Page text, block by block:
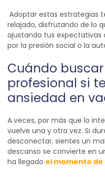
Adoptar estas estrategias
relajado, disfrutando de lo
ajustando tus expectativas
por la presión social o la
Cuándo
profesional si
ansiedad en
A veces, por más que lo
vuelve una y otra vez. Si
desconectar, sientes un
descanso se convierte en
ha llegado el momento